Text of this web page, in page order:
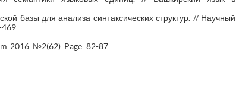
базы для анализа синтаксических структур. // Научный
2016. №2(62). Page: 82-87.